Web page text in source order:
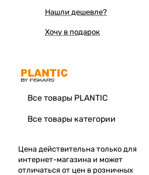
Нашли дешевле?
Хочу в подарок
Все товары PLANTIC
Все товары категории
Цена действительна только для
интернет-магазина и может
отличаться от цен в розничных